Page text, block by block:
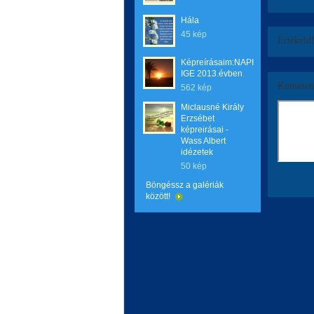
Hála
45 kép
Képreírásaim:NAPI
IGE 2013.évben.
562 kép
Miclausné Király
Erzsébet
képreirásai -
Wass Albert
idézetek
50 kép
Böngéssz a galériák
között!
Értékeld!